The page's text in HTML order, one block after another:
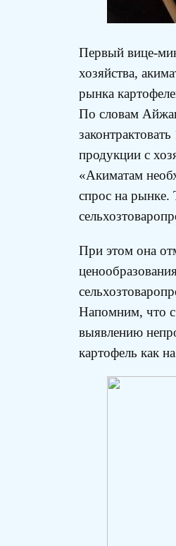
Первый вице-
хозяйства,
рынка
По словам
продукции с
«Акиматам
спрос на рынке.
При этом она
Напомним, что с
выявлению
картофель как